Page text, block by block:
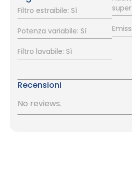
Filtro estraibile: Sì
Potenza variabile: Sì
Filtro lavabile: Sì
Recensioni
No reviews.